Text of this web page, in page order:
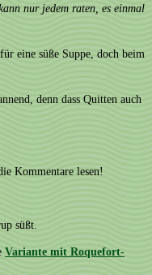
nur jedem raten, es einmal
eine süße Suppe, doch beim
denn dass Quitten auch
Kommentare lesen!
süßt.
Variante mit Roquefort-